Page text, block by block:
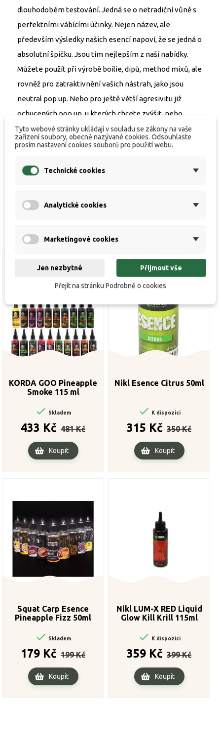
dlouhodobém testování. Jedná se o netradiční vůně s
perfektními vábícími účinky. Nejen název, ale
především výsledky našich esencí napoví, že se jedná o
absolutní špičku. Jsou tím nejlepším z naší nabídky.
Můžete použít při výrobě boilie, dipů, method mixů, ale
rovněž pro zatraktivnění vašich nástrah, jako jsou
neutral pop up. Nebo pro ještě větší agresivitu již
ochucených pop up, u kterých chcete zvýšit, nebo
obnovit jejich signál. Naše esence jsou vysoce
koncentrované, proto není potřeba vysokého
KORDA GOO Pineapple
Smoke 115 ml
 Skladem
433 Kč
cena
481 Kč
Koupit
Nikl Esence Citrus 50ml
 K dispozici
315 Kč
cena
350 Kč
Koupit
Squat Carp Esence
Pineapple Fizz 50ml
 Skladem
179 Kč
cena
199 Kč
Koupit
Nikl LUM-X RED Liquid
Glow Kill Krill 115ml
 K dispozici
359 Kč
cena
399 Kč
Koupit
Tyto webové stránky ukládají v souladu se zákony na vaše
zařízení soubory, obecně nazývané cookies. Odsouhlaste
prosím nastavení cookies souborů pro použití webu.
Technické cookies
Analytické cookies
Marketingové cookies
Jen nezbytné Přijmout vše
Přejít na stránku Podrobně o cookies